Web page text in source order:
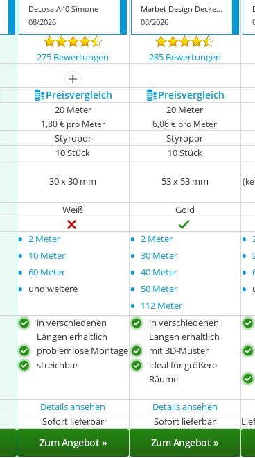
Decosa A40 Simone
08/2026
Marbet Design Deckenleiste B-06
08/2026
275 Bewertungen 285 Bewertungen
mehr anzeigen
Preis­vergleich Preis­vergleich
20 Meter
1,80 € pro Meter
20 Meter
6,06 € pro Meter
Styropor Styropor
10 Stück 10 Stück
30 x 30 mm 53 x 53 mm
Weiß Gold
• 2 Meter
• 10 Meter
• 60 Meter
• und weitere
• 2 Meter
• 30 Meter
• 40 Meter
• 50 Meter
• 112 Meter
•
•
•
•
in verschiedenen
Längen erhältlich
problemlose Montage
streichbar
in verschiedenen
Längen erhältlich
mit 3D-Muster
ideal für größere
Räume
Details ansehen Details ansehen
Sofort lieferbar Sofort lieferbar
Zum Angebot » Zum Angebot »